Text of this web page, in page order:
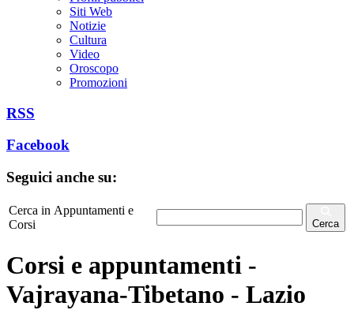
Siti Web
Notizie
Cultura
Video
Oroscopo
Promozioni
RSS
Facebook
Seguici anche su:
Cerca in Appuntamenti e
Corsi
Cerca
Corsi e appuntamenti -
Vajrayana-Tibetano - Lazio